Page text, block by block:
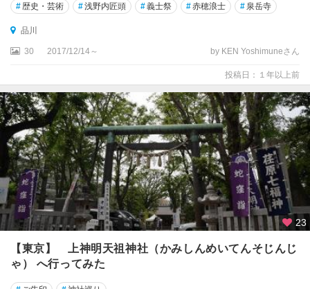
# 歴史・芸術 #浅野内匠頭 #義士祭 #赤穂浪士 # 泉岳寺
品川
30 2017/12/14～ by KEN Yoshimuneさん
投稿日：１年以上前
23
【東京】 上神明天祖神社（かみしんめいてんそじんじ
ゃ） へ行ってみた